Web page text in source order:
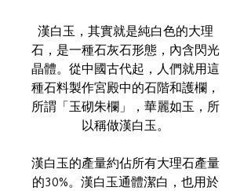
漢白玉，其實就是純白色的大理
石，是一種石灰石形態，內含閃光
晶體。從中國古代起，人們就用這
種石料製作宮殿中的石階和護欄，
所謂「玉砌朱欄」，華麗如玉，所
以稱做漢白玉。
漢白玉的產量約佔所有大理石產量
的30%。漢白玉通體潔白，也用於